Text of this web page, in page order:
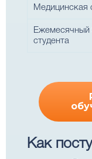
Медицинская
студента
Как